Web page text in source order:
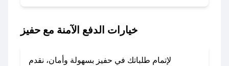
لا تقلق! يمكنك التواصل مع فريق دعم صحصح عبر
وسنقوم بحل المشكلة في أسرع وقت ممكن.
خيارات الدفع الآمنة مع حفيز
لإتمام طلباتك في حفيز بسهولة وأمان، نقدم